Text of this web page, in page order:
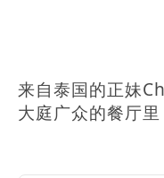
来自泰国的正妹
大庭广众的餐厅里